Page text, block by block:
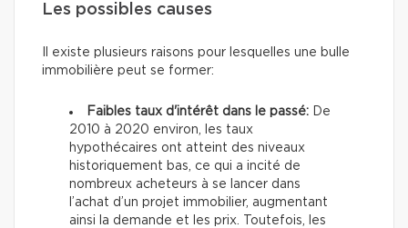
Les possibles causes
Il existe plusieurs raisons pour lesquelles une bulle
immobilière peut se former:
Faibles taux d'intérêt dans le passé: De
2010 à 2020 environ, les taux
hypothécaires ont atteint des niveaux
historiquement bas, ce qui a incité de
nombreux acheteurs à se lancer dans
l’achat d’un projet immobilier, augmentant
ainsi la demande et les prix. Toutefois, les